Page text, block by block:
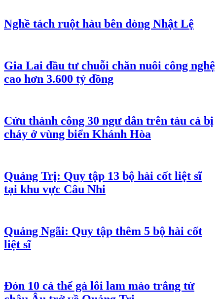
Nghề tách ruột hàu bên dòng Nhật Lệ
Gia Lai đầu tư chuỗi chăn nuôi công nghệ
cao hơn 3.600 tỷ đồng
Cứu thành công 30 ngư dân trên tàu cá bị
cháy ở vùng biển Khánh Hòa
Quảng Trị: Quy tập 13 bộ hài cốt liệt sĩ
tại khu vực Câu Nhi
Quảng Ngãi: Quy tập thêm 5 bộ hài cốt
liệt sĩ
Đón 10 cá thể gà lôi lam mào trắng từ